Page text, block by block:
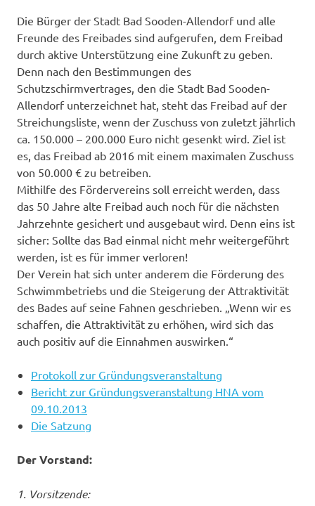
Die Bürger der Stadt Bad Sooden-Allendorf und alle
Freunde des Freibades sind aufgerufen, dem Freibad
durch aktive Unterstützung eine Zukunft zu geben.
Denn nach den Bestimmungen des
Schutzschirmvertrages, den die Stadt Bad Sooden-
Allendorf unterzeichnet hat, steht das Freibad auf der
Streichungsliste, wenn der Zuschuss von zuletzt jährlich
ca. 150.000 – 200.000 Euro nicht gesenkt wird. Ziel ist
es, das Freibad ab 2016 mit einem maximalen Zuschuss
von 50.000 € zu betreiben.
Mithilfe des Fördervereins soll erreicht werden, dass
das 50 Jahre alte Freibad auch noch für die nächsten
Jahrzehnte gesichert und ausgebaut wird. Denn eins ist
sicher: Sollte das Bad einmal nicht mehr weitergeführt
werden, ist es für immer verloren!
Der Verein hat sich unter anderem die Förderung des
Schwimmbetriebs und die Steigerung der Attraktivität
des Bades auf seine Fahnen geschrieben. „Wenn wir es
schaffen, die Attraktivität zu erhöhen, wird sich das
auch positiv auf die Einnahmen auswirken.“
Protokoll zur Gründungsveranstaltung
Bericht zur Gründungsveranstaltung HNA vom
09.10.2013
Die Satzung
Der Vorstand:
1. Vorsitzende: